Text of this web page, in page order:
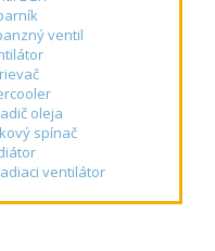
ventil
oleja
spínač
ventilátor